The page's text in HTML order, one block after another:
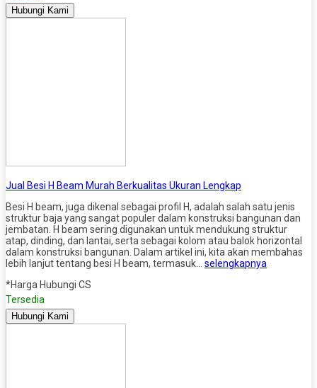
Hubungi Kami
Jual Besi H Beam Murah Berkualitas Ukuran Lengkap
Besi H beam, juga dikenal sebagai profil H, adalah salah satu jenis
struktur baja yang sangat populer dalam konstruksi bangunan dan
jembatan. H beam sering digunakan untuk mendukung struktur
atap, dinding, dan lantai, serta sebagai kolom atau balok horizontal
dalam konstruksi bangunan. Dalam artikel ini, kita akan membahas
lebih lanjut tentang besi H beam, termasuk… selengkapnya
*Harga Hubungi CS
Tersedia
Hubungi Kami